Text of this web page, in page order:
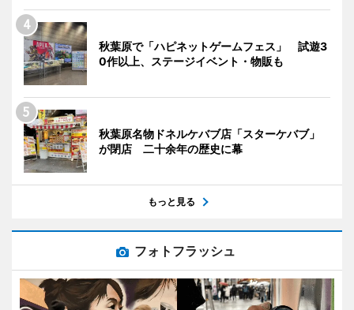
秋葉原で「ハピネットゲームフェス」 試遊3
0作以上、ステージイベント・物販も
秋葉原名物ドネルケバブ店「スターケバブ」
が閉店 二十余年の歴史に幕
もっと見る
フォトフラッシュ